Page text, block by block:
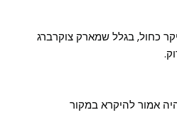
כחול, בגלל שמארק צוקרברג
היה אמור להיקרא במקור